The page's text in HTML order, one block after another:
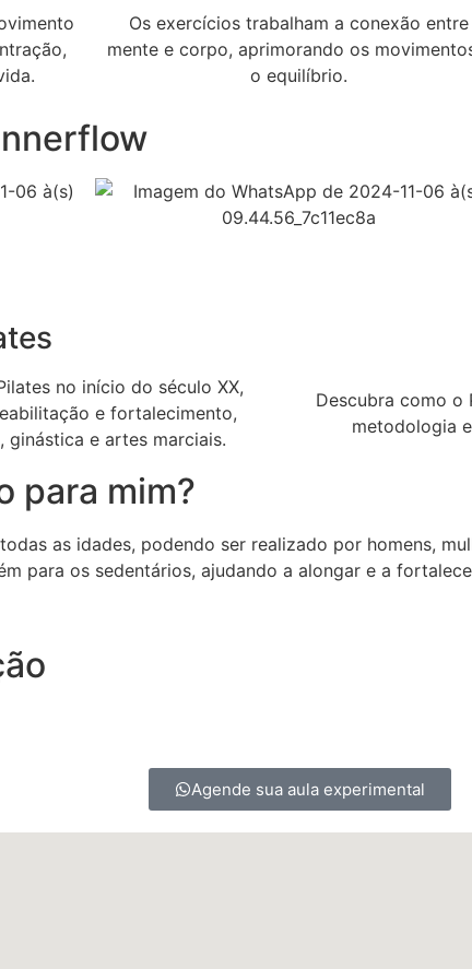
Os exercícios trabalham a conexão entre
mente e corpo, aprimorando os
o equilíbrio.
no início do século XX,
e fortalecimento,
e artes marciais.
Descubra como o
metodologia
para mim?
as idades, podendo ser realizado por homens,
para os sedentários, ajudando a alongar e a
Agende sua aula experimental